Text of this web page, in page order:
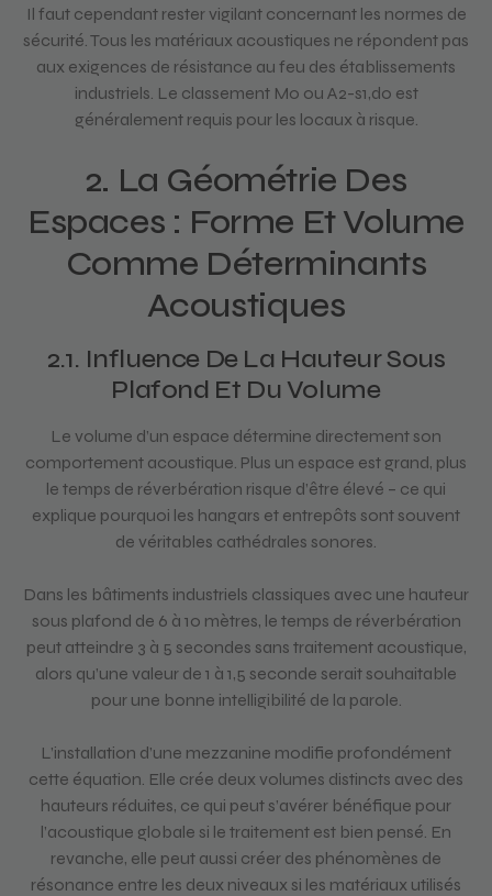
Il faut cependant rester vigilant concernant les normes de
sécurité. Tous les matériaux acoustiques ne répondent pas
aux exigences de résistance au feu des établissements
industriels. Le classement M0 ou A2-s1,d0 est
généralement requis pour les locaux à risque.
2. La Géométrie Des
Espaces : Forme Et Volume
Comme Déterminants
Acoustiques
2.1. Influence De La Hauteur Sous
Plafond Et Du Volume
Le volume d’un espace détermine directement son
comportement acoustique. Plus un espace est grand, plus
le temps de réverbération risque d’être élevé – ce qui
explique pourquoi les hangars et entrepôts sont souvent
de véritables cathédrales sonores.
Dans les bâtiments industriels classiques avec une hauteur
sous plafond de 6 à 10 mètres, le temps de réverbération
peut atteindre 3 à 5 secondes sans traitement acoustique,
alors qu’une valeur de 1 à 1,5 seconde serait souhaitable
pour une bonne intelligibilité de la parole.
L’installation d’une mezzanine modifie profondément
cette équation. Elle crée deux volumes distincts avec des
hauteurs réduites, ce qui peut s’avérer bénéfique pour
l’acoustique globale si le traitement est bien pensé. En
revanche, elle peut aussi créer des phénomènes de
résonance entre les deux niveaux si les matériaux utilisés